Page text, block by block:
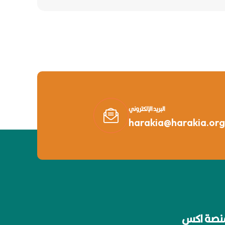
البريد الإلكتروني
اكس